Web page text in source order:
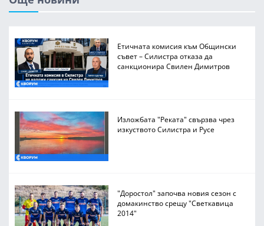
Етичната комисия към Общински
съвет – Силистра отказа да
санкционира Свилен Димитров
Изложбата "Реката" свързва чрез
изкуството Силистра и Русе
"Доростол" започва новия сезон с
домакинство срещу "Светкавица
2014"